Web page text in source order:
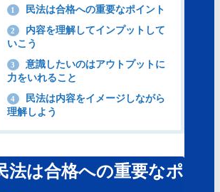
1 民法は合格への重要なポイント
2
内容を理解してインプットして
いこう
3
意識したいのはアウトプットに
力をいれること
4
民法は内容をイメージしながら
理解しよう
法は合格への重要なポ